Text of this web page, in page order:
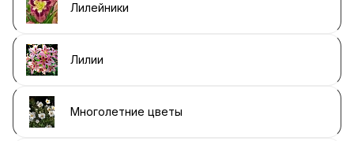
Лилейники
Лилии
Многолетние цветы